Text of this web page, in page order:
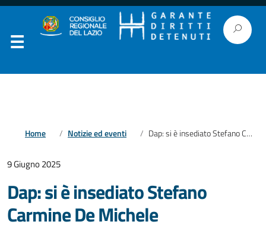
Home Notizie ed eventi Dap: si è insediato Stefano Carmine De Michele
9 Giugno 2025
Dap: si è insediato Stefano
Carmine De Michele